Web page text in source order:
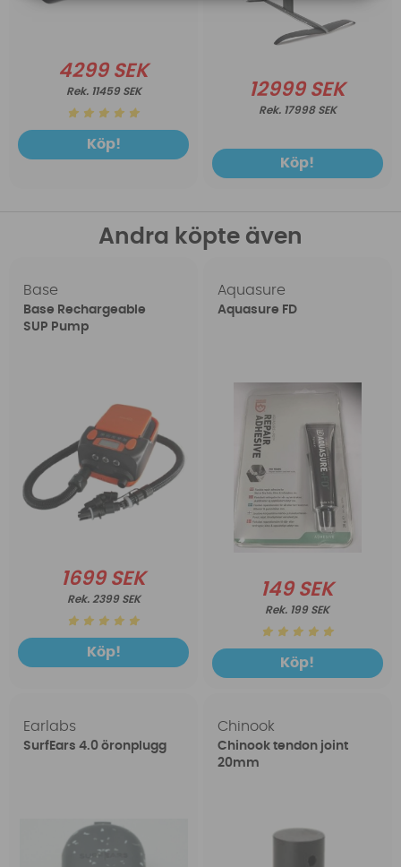
4299 SEK
11459 SEK
Köp!
12999 SEK
17998 SEK
Köp!
Andra köpte även
Base
Base Rechargeable
SUP Pump
1699 SEK
2399 SEK
Köp!
Aquasure
Aquasure FD
149 SEK
199 SEK
Köp!
Earlabs
SurfEars 4.0 öronplugg
Chinook
Chinook tendon joint
20mm